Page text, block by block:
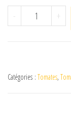
- quantité de
+
Catégories : Tomates,